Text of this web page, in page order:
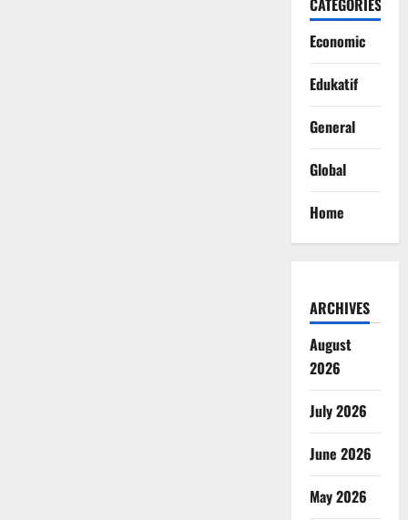
CATEGORIES
Economic
Edukatif
General
Global
Home
ARCHIVES
August
2026
July 2026
June 2026
May 2026